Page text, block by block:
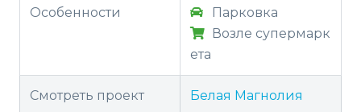
Особенности
Парковка
Возле супермарк
ета
Смотреть проект Белая Магнолия